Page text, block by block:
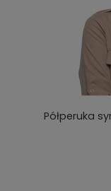
Półperuka